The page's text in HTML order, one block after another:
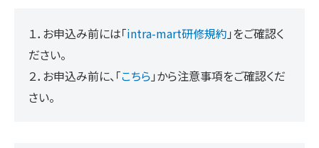
１．お申込み前には「intra-mart研修規約 」をご確認く
ださい。
２．お申込み前に、「こちら 」から注意事項をご確認くだ
さい。